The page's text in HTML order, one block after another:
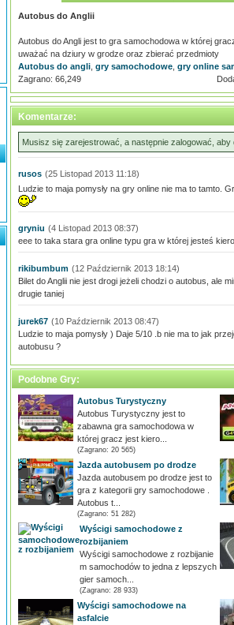
Autobus do Anglii
Autobus do Angli jest to gra samochodowa w której
uważać na dziury w grodze oraz zbierać przedmioty
Autobus do angli gry samochodowe gry online
Zagrano: 66,249
Komentarze:
Musisz się zarejestrować, a następnie zalogować, aby
rusos (25 Listopad 2013 11:18)
Ludzie to maja pomysły na gry online nie ma to tamto.
gryniu (4 Listopad 2013 08:37)
eee to taka stara gra online typu gra w której jesteś
rikibumbum (12 Październik 2013 18:14)
Bilet do Anglii nie jest drogi jeżeli chodzi o autobus, ale
drugie taniej
jurek67 (10 Październik 2013 08:47)
Ludzie to maja pomysły ) Daje 5/10 .b nie ma to jak
autobusu ?
Podobne Gry:
Autobus Turystyczny
Autobus Turystyczny jest to
zabawna gra samochodowa w
której gracz jest kiero...
(Zagrano: 20 565)
Jazda autobusem po drodze
Jazda autobusem po drodze jest to
gra z kategorii gry samochodowe .
Autobus t...
(Zagrano: 51 282)
Wyścigi samochodowe z
rozbijaniem
Wyścigi samochodowe z rozbijanie
m samochodów to jedna z lepszych
gier samoch...
(Zagrano: 28 933)
Wyścigi samochodowe na
asfalcie